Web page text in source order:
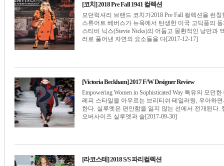
[코치] 2018 Pre Fall 1941 컬렉션
모던럭셔리 브랜드 코치가2018 Pre Fall 컬렉션을 런
스튜어트 베버스가 뉴욕에서 탄생한 미국 고딕풍의
스티비 닉스(Stevie Nicks)의 어둡고 몽환적인 낭만과
러로 풀어낸 자연의 요소들을 다[2017-12-17]
[Victoria Beckham] 2017 F/W Designer Review
Empowering Women in Sophisticated Way 특유의 모
레피 스타일을 아우르는 브리티쉬 테일러링, 우아하
한다. 실루엣은 편안함을 잃지 않는 선에서 전개된다
오버사이즈 실루엣과 슬[2017-09-30]
[라코스테] 2018 S/S 파리컬렉션